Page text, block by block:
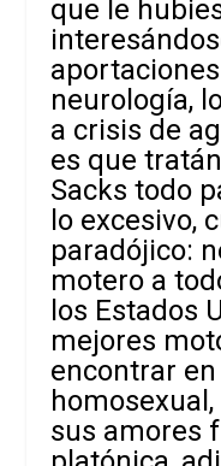
que le
neurología,
a crisis de
es que
Sacks todo
lo excesivo,
paradójico:
motero a
los Estados
mejores
encontrar
sus amores